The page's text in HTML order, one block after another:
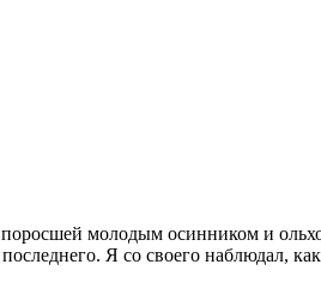
молодым осинником и
Я со своего наблюдал,